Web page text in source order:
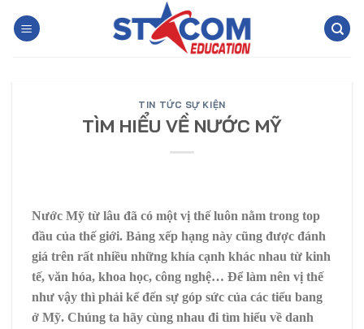
TIN TỨC SỰ KIỆN
TÌM HIỂU VỀ NƯỚC MỸ
Nước Mỹ từ lâu đã có một vị thế luôn nằm trong top
đầu của thế giới. Bảng xếp hạng này cũng được đánh
giá trên rất nhiều những khía cạnh khác nhau từ kinh
tế, văn hóa, khoa học, công nghệ… Để làm nên vị thế
như vậy thì phải kể đến sự góp sức của các tiểu bang
ở Mỹ. Chúng ta hãy cùng nhau đi tìm hiểu về danh